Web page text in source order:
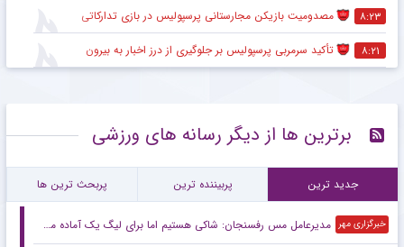
۸:۲۳ مصدومیت بازیکن مجارستانی پرسپولیس در بازی تدارکاتی
۸:۲۱ تأکید سرمربی پرسپولیس بر جلوگیری از درز اخبار به بیرون
برترین ها از دیگر رسانه های ورزشی
جدید ترین پربیننده ترین پربحث ترین ها
خبرگزاری مهر مدیرعامل مس رفسنجان: شاکی هستیم اما برای لیگ یک آماده می‌شویم